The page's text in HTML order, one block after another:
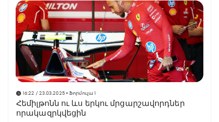
16:22 / 23.03.2025• Ֆորմուլա 1
Հեմիլթոնն ու ևս երկու մրցարշավորդներ
որակազրկվեցին